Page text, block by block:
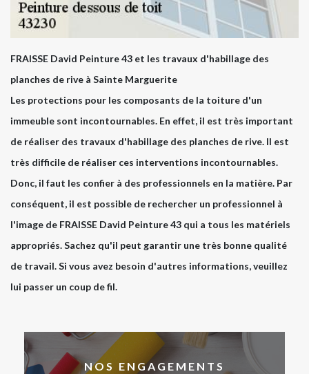
FRAISSE David Peinture 43 et les travaux d'habillage des
planches de rive à Sainte Marguerite
Les protections pour les composants de la toiture d'un
immeuble sont incontournables. En effet, il est très important
de réaliser des travaux d'habillage des planches de rive. Il est
très difficile de réaliser ces interventions incontournables.
Donc, il faut les confier à des professionnels en la matière. Par
conséquent, il est possible de rechercher un professionnel à
l'image de FRAISSE David Peinture 43 qui a tous les matériels
appropriés. Sachez qu'il peut garantir une très bonne qualité
de travail. Si vous avez besoin d'autres informations, veuillez
lui passer un coup de fil.
NOS ENGAGEMENTS